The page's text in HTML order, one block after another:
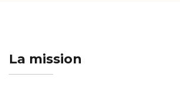
La mission